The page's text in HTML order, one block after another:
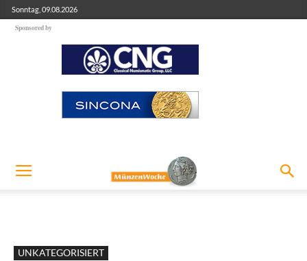
Sonntag, 09.08.2026
Sponsored by
UNKATEGORISIERT